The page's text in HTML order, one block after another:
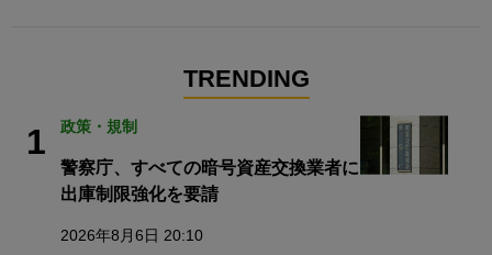
TRENDING
1 政策・規制
警察庁、すべての暗号資産交換業者に
出庫制限強化を要請
2026年8月6日 20:10